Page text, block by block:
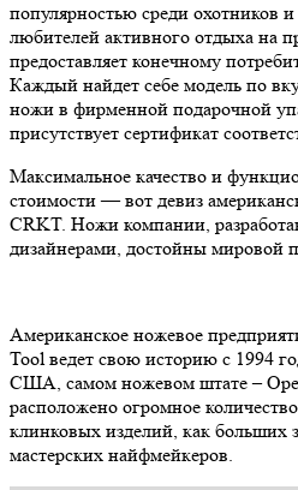
популярностью среди охотников
любителей активного отдыха на
предоставляет конечному
Каждый найдет себе модель по
ножи в фирменной подарочной
присутствует сертификат
Максимальное качество и
стоимости — вот девиз
CRKT. Ножи компании,
дизайнерами, достойны мировой
Американское ножевое
Tool ведет свою историю с 1994
США, самом ножевом штате –
расположено огромное
клинковых изделий, как больших
мастерских найфмейкеров.